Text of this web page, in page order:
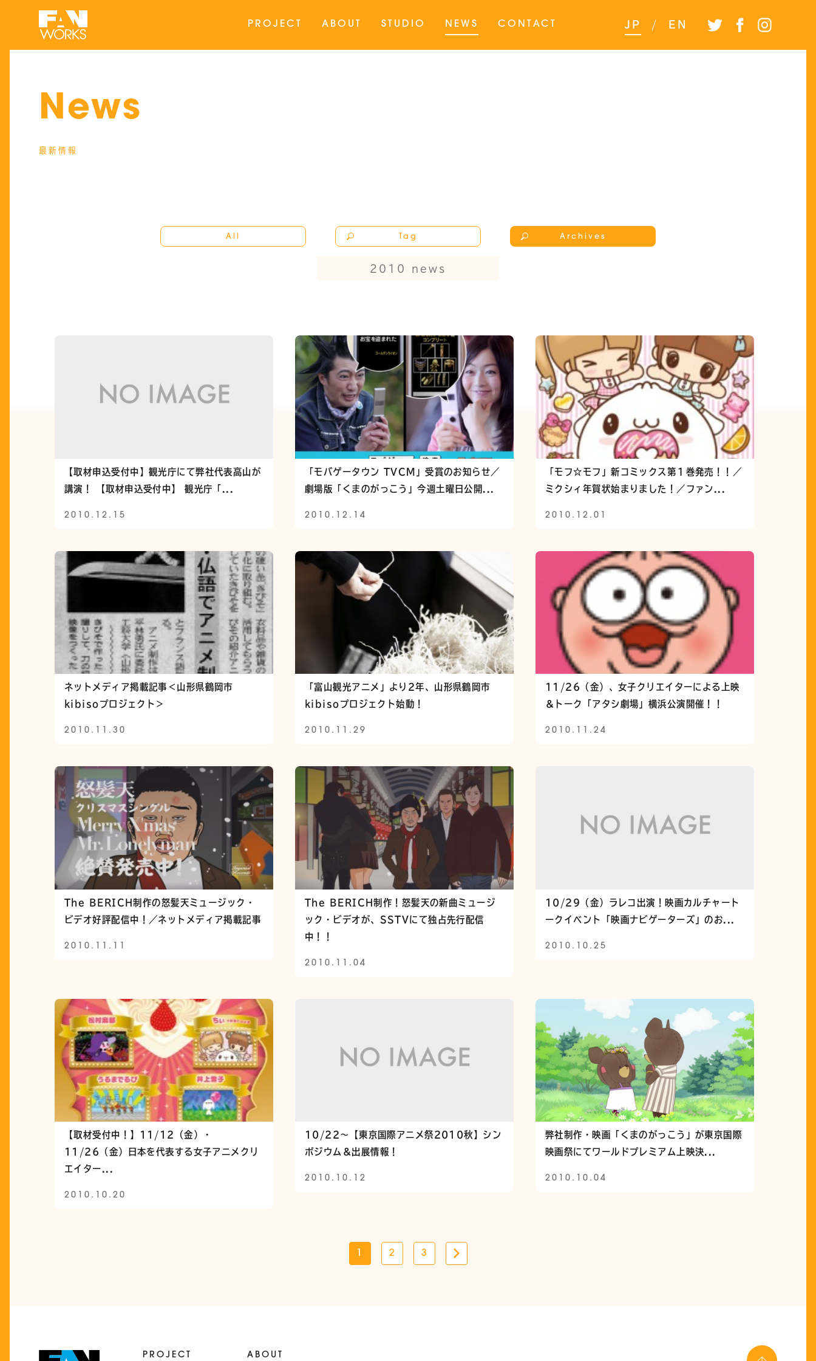
PROJECT ABOUT STUDIO NEWS CONTACT JP / EN
News
最新情報
All Tag Archives
2010 news
【取材申込受付中】観光庁にて弊社代表高山が
講演！ 【取材申込受付中】 観光庁「...
2010.12.15
「モバゲータウン TVCM」受賞のお知らせ／
劇場版「くまのがっこう」今週土曜日公開...
2010.12.14
「モフ☆モフ」新コミックス第１巻発売！！／
ミクシィ年賀状始まりました！／ファン...
2010.12.01
ネットメディア掲載記事＜山形県鶴岡市
kibisoプロジェクト＞
2010.11.30
「富山観光アニメ」より2年、山形県鶴岡市
kibisoプロジェクト始動！
2010.11.29
11/26（金）、女子クリエイターによる上映
＆トーク「アタシ劇場」横浜公演開催！！
2010.11.24
The BERICH制作の怒髪天ミュージック・
ビデオ好評配信中！／ネットメディア掲載記事
2010.11.11
The BERICH制作！怒髪天の新曲ミュージ
ック・ビデオが、SSTVにて独占先行配信
中！！
2010.11.04
10/29（金）ラレコ出演！映画カルチャート
ークイベント「映画ナビゲーターズ」のお...
2010.10.25
【取材受付中！】11/12（金）・
11/26（金）日本を代表する女子アニメクリ
エイター...
2010.10.20
10/22～【東京国際アニメ祭2010秋】シン
ポジウム＆出展情報！
2010.10.12
弊社制作・映画「くまのがっこう」が東京国際
映画祭にてワールドプレミアム上映決...
2010.10.04
2 3
PROJECT ABOUT